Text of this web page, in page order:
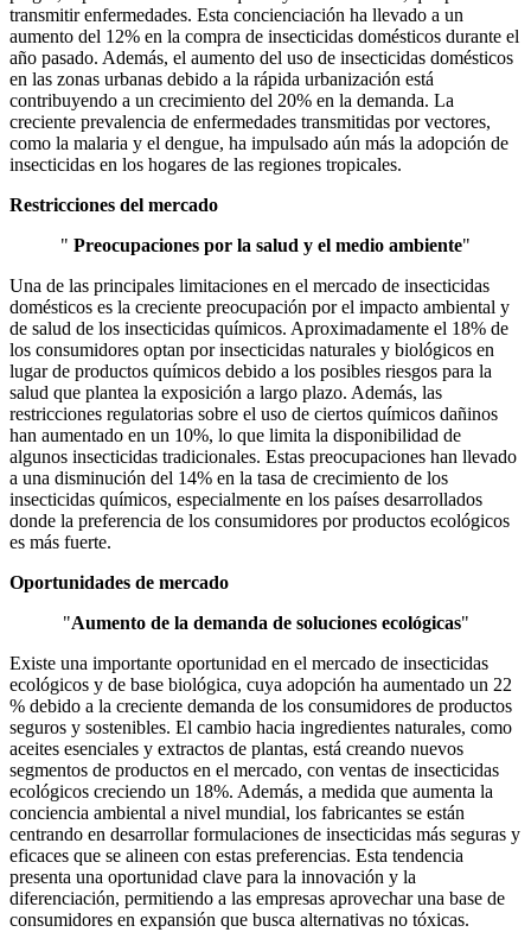
transmitir enfermedades. Esta concienciación ha llevado a un
aumento del 12% en la compra de insecticidas domésticos durante el
año pasado. Además, el aumento del uso de insecticidas domésticos
en las zonas urbanas debido a la rápida urbanización está
contribuyendo a un crecimiento del 20% en la demanda. La
creciente prevalencia de enfermedades transmitidas por vectores,
como la malaria y el dengue, ha impulsado aún más la adopción de
insecticidas en los hogares de las regiones tropicales.
Restricciones del mercado
" Preocupaciones por la salud y el medio ambiente"
Una de las principales limitaciones en el mercado de insecticidas
domésticos es la creciente preocupación por el impacto ambiental y
de salud de los insecticidas químicos. Aproximadamente el 18% de
los consumidores optan por insecticidas naturales y biológicos en
lugar de productos químicos debido a los posibles riesgos para la
salud que plantea la exposición a largo plazo. Además, las
restricciones regulatorias sobre el uso de ciertos químicos dañinos
han aumentado en un 10%, lo que limita la disponibilidad de
algunos insecticidas tradicionales. Estas preocupaciones han llevado
a una disminución del 14% en la tasa de crecimiento de los
insecticidas químicos, especialmente en los países desarrollados
donde la preferencia de los consumidores por productos ecológicos
es más fuerte.
Oportunidades de mercado
"Aumento de la demanda de soluciones ecológicas"
Existe una importante oportunidad en el mercado de insecticidas
ecológicos y de base biológica, cuya adopción ha aumentado un 22
% debido a la creciente demanda de los consumidores de productos
seguros y sostenibles. El cambio hacia ingredientes naturales, como
aceites esenciales y extractos de plantas, está creando nuevos
segmentos de productos en el mercado, con ventas de insecticidas
ecológicos creciendo un 18%. Además, a medida que aumenta la
conciencia ambiental a nivel mundial, los fabricantes se están
centrando en desarrollar formulaciones de insecticidas más seguras y
eficaces que se alineen con estas preferencias. Esta tendencia
presenta una oportunidad clave para la innovación y la
diferenciación, permitiendo a las empresas aprovechar una base de
consumidores en expansión que busca alternativas no tóxicas.